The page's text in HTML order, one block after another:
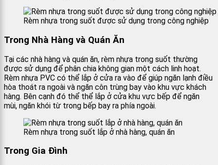
Rèm nhựa trong suốt được sử dụng trong công nghiệp
Trong Nhà Hàng và Quán Ăn
Tại các nhà hàng và quán ăn, rèm nhựa trong suốt thường
được sử dụng để phân chia không gian một cách linh hoạt.
Rèm nhựa PVC có thể lắp ở cửa ra vào để giúp ngăn lạnh điều
hòa thoát ra ngoài và ngăn côn trùng bay vào khu vực khách
hàng. Bên cạnh đó thể thể lắp ở cửa khu vực bếp để ngăn
mùi, ngăn khói từ trong bếp bay ra phía ngoài.
Rèm nhựa trong suốt lắp ở nhà hàng, quán ăn
Trong Gia Đình